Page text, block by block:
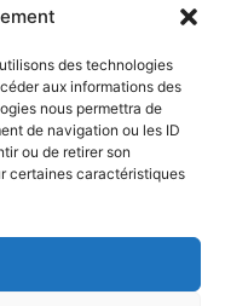
des technologies
aux informations des
nous permettra de
de navigation ou les ID
ou de retirer son
certaines caractéristiques
Province de France.
& Cookies